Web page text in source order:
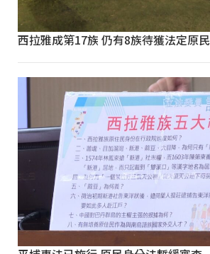
西拉雅成第17族 仍有8族待獲法定原